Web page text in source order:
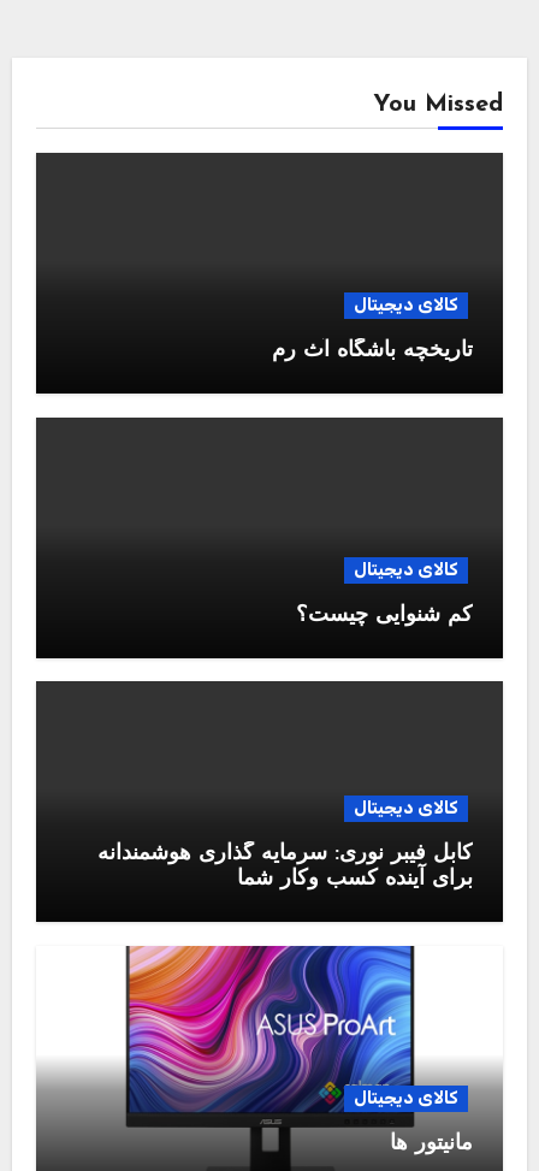
You Missed
کالای دیجیتال
تاریخچه باشگاه آث رم
کالای دیجیتال
کم شنوایی چیست؟
کالای دیجیتال
کابل فیبر نوری: سرمایه گذاری هوشمندانه
برای آینده کسب وکار شما
کالای دیجیتال
مانیتور ها